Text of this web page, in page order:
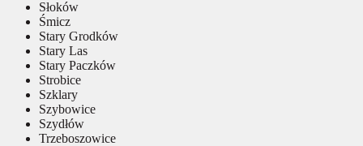
Słoków
Śmicz
Stary Grodków
Stary Las
Stary Paczków
Strobice
Szklary
Szybowice
Szydłów
Trzeboszowice